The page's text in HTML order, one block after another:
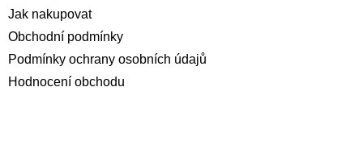
Jak nakupovat
Obchodní podmínky
Podmínky ochrany osobních údajů
Hodnocení obchodu